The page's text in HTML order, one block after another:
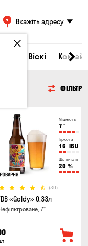
Вкажіть адресу
Віскі
ФІЛЬТР
Міцність
7 °
Гіркота
16 IBU
Щільність
20 %
(30)
«Goldy» 0.33л
7°